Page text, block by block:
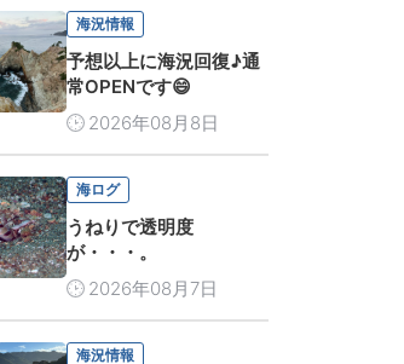
海況情報
予想以上に海況回復♪通
常OPENです😄
2026年08月8日
海ログ
うねりで透明度
が・・・。
2026年08月7日
海況情報